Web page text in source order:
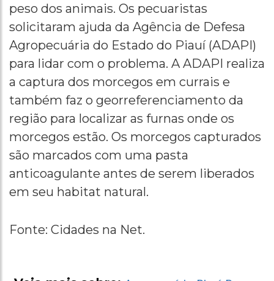
peso dos animais. Os pecuaristas
solicitaram ajuda da Agência de Defesa
Agropecuária do Estado do Piauí (ADAPI)
para lidar com o problema. A ADAPI realiza
a captura dos morcegos em currais e
também faz o georreferenciamento da
região para localizar as furnas onde os
morcegos estão. Os morcegos capturados
são marcados com uma pasta
anticoagulante antes de serem liberados
em seu habitat natural.
Fonte: Cidades na Net.